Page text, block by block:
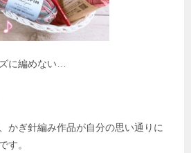
に編めない…
かぎ針編み作品が自分の思い通りに
す。